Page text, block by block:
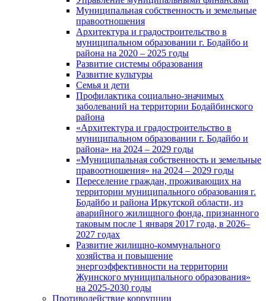
Муниципальная собственность и земельные
правоотношения
Архитектура и градостроительство в
муниципальном образовании г. Бодайбо и
района на 2020 – 2025 годы
Развитие системы образования
Развитие культуры
Семья и дети
Профилактика социально-значимых
заболеваний на территории Бодайбинского
района
«Архитектура и градостроительство в
муниципальном образовании г. Бодайбо и
района» на 2024 – 2029 годы
«Муниципальная собственность и земельные
правоотношения» на 2024 – 2029 годы
Переселение граждан, проживающих на
территории муниципального образования г.
Бодайбо и района Иркутской области, из
аварийного жилищного фонда, признанного
таковым после 1 января 2017 года, в 2026–
2027 годах
Развитие жилищно-коммунального
хозяйства и повышение
энергоэффективности на территории
Жуинского муниципального образования»
на 2025-2030 годы
Противодействие коррупции